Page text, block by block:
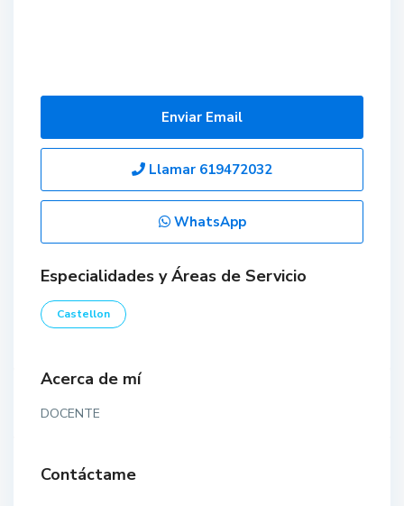
Enviar Email
Llamar 619472032
WhatsApp
Especialidades y Áreas de Servicio
Castellon
Acerca de mí
DOCENTE
Contáctame